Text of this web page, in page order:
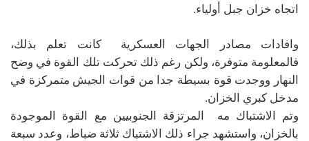
اتجاه خزان جبل أولياء.
وافادات مصادر الجهات العسكرية كانت تعلم بذلك،
فالمعلومة متوفرة، ولكن رغم ذلك تحركت تلك القوة في وضح
النهار ووجدت قوة بسيطة جدا من قوات الجيش متمركزة في
مدخل كبري الخزان.
وتم الاشتباك مه المرتزقة الجنوبيين مع القوة الموجودة
بالخزان، واستشهد جراء ذلك الاشتباك ثلاثة ضباط، وعدد سبعة